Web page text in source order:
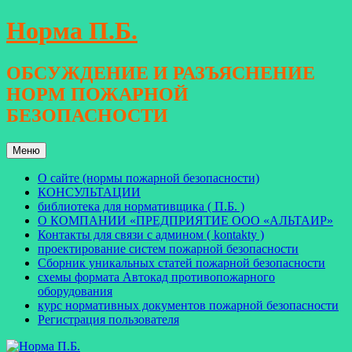
Перейти
к
Норма П.Б.
ОБСУЖДЕНИЕ И РАЗЪЯСНЕНИЕ
НОРМ ПОЖАРНОЙ
БЕЗОПАСНОСТИ
Меню
О сайте (нормы пожарной безопасности)
КОНСУЛЬТАЦИИ
библиотека для нормативщика ( П.Б. )
О КОМПАНИИ «ПРЕДПРИЯТИЕ ООО «АЛЬТАИР»
Контакты для связи с админом ( kontakty )
проектирование систем пожарной безопасности
Сборник уникальных статей пожарной безопасности
схемы формата Автокад противопожарного
оборудования
курс нормативных документов пожарной безопасности
Регистрация пользователя